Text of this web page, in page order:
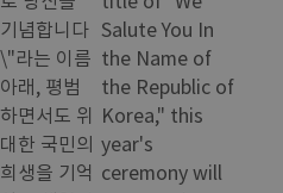
기념합니다
\"라는 이름
아래, 평범
하면서도 위
대한 국민의
희생을 기억
Salute You In
the Name of
the Republic of
Korea," this
year's
ceremony will